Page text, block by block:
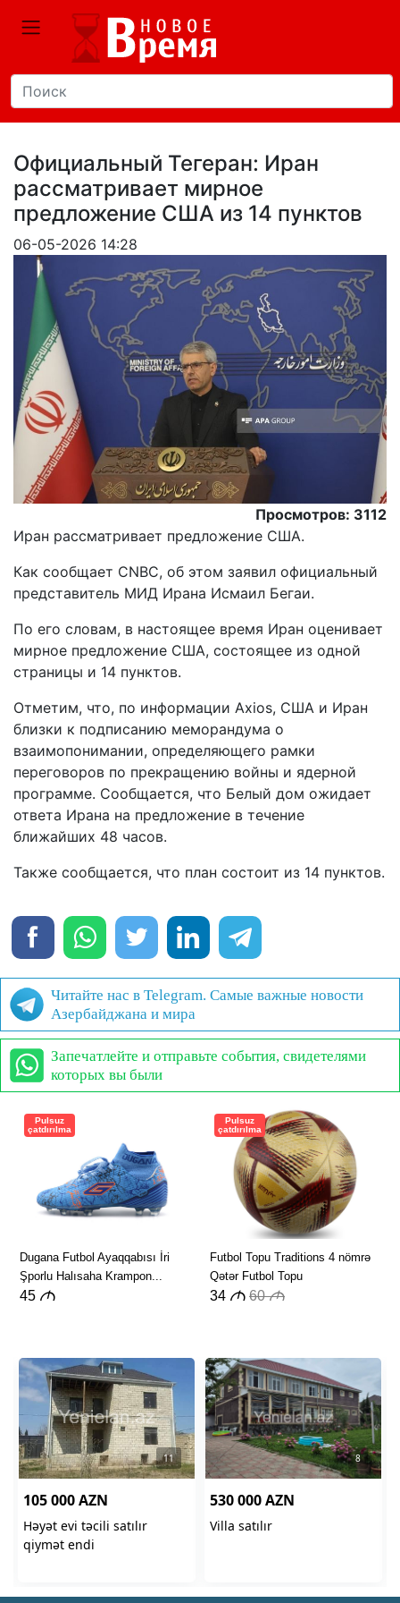
Официальный Тегеран: Иран
рассматривает мирное
предложение США из 14 пунктов
06-05-2026 14:28
Просмотров: 3112
Иран рассматривает предложение США.
Как сообщает CNBC, об этом заявил официальный
представитель МИД Ирана Исмаил Бегаи.
По его словам, в настоящее время Иран оценивает
мирное предложение США, состоящее из одной
страницы и 14 пунктов.
Отметим, что, по информации Axios, США и Иран
близки к подписанию меморандума о
взаимопонимании, определяющего рамки
переговоров по прекращению войны и ядерной
программе. Сообщается, что Белый дом ожидает
ответа Ирана на предложение в течение
ближайших 48 часов.
Также сообщается, что план состоит из 14 пунктов.
Читайте нас в Telegram. Самые важные новости
Азербайджана и мира
Запечатлейте и отправьте события, свидетелями
которых вы были